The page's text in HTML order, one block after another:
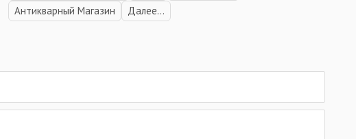
Антикварный Магазин
Далее...